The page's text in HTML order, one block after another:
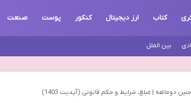
کتاب ارز دیجیتال کنکور پوست صنعت
بین الملل
دوماهه | مبلغ، شرایط و حکم قانونی (آپدیت 1403)